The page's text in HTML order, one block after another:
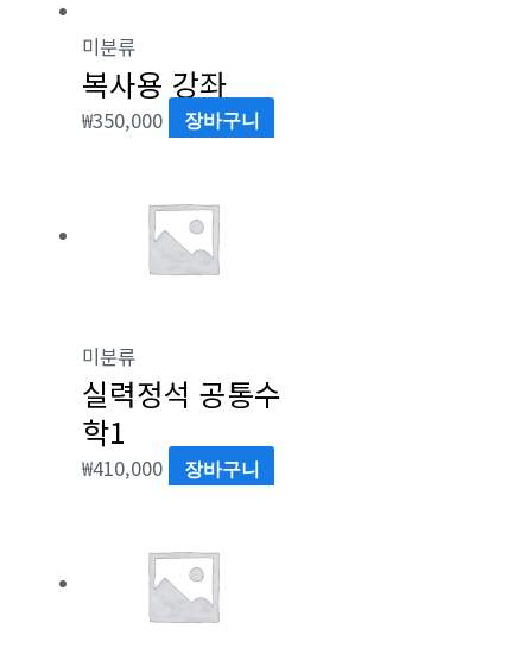
미분류
복사용 강좌
₩350,000 장바구니
미분류
실력정석 공통수
학1
₩410,000 장바구니